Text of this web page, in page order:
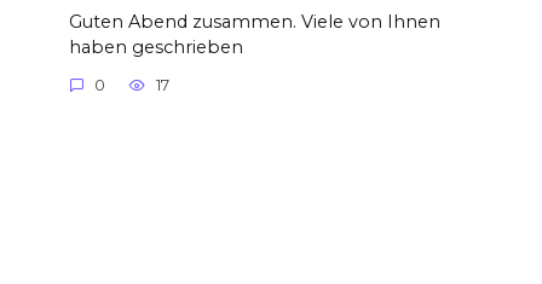
Guten Abend zusammen. Viele von Ihnen
haben geschrieben
0 17